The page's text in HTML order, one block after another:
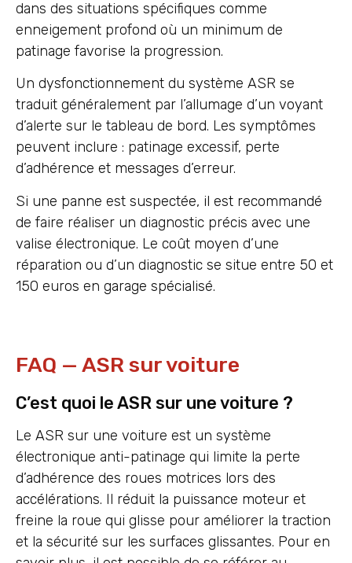
dans des situations spécifiques comme
enneigement profond où un minimum de
patinage favorise la progression.
Un dysfonctionnement du système ASR se
traduit généralement par l’allumage d’un voyant
d’alerte sur le tableau de bord. Les symptômes
peuvent inclure : patinage excessif, perte
d’adhérence et messages d’erreur.
Si une panne est suspectée, il est recommandé
de faire réaliser un diagnostic précis avec une
valise électronique. Le coût moyen d’une
réparation ou d’un diagnostic se situe entre 50 et
150 euros en garage spécialisé.
FAQ — ASR sur voiture
C’est quoi le ASR sur une voiture ?
Le ASR sur une voiture est un système
électronique anti-patinage qui limite la perte
d’adhérence des roues motrices lors des
accélérations. Il réduit la puissance moteur et
freine la roue qui glisse pour améliorer la traction
et la sécurité sur les surfaces glissantes. Pour en